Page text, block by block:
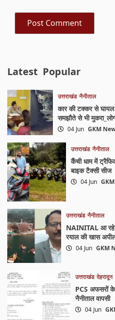
Latest Popular
उत्तराखंड नैनीताल
कार की टक्कर से
समझौते से भी
04 Jun GKM
उत्तराखंड नैनीताल
कैंची धाम में
बाइक टैक्सी सीज
04 Jun
उत्तराखंड नैनीताल
NAINITAL आ रहे
रयाल की खास
04 Jun GKM
उत्तराखंड देहरादून
PCS अफसरों के
नैनीताल वापसी
04 Jun